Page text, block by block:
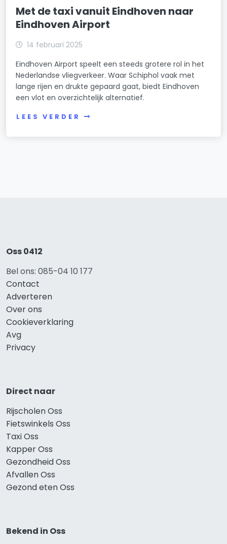
Met de taxi vanuit Eindhoven naar
Eindhoven Airport
14 februari 2025
Eindhoven Airport speelt een steeds grotere rol in het
Nederlandse vliegverkeer. Waar Schiphol vaak met
lange rijen en drukte gepaard gaat, biedt Eindhoven
een vlot en overzichtelijk alternatief.
LEES VERDER
Oss 0412
Bel ons: 085-04 10 177
Contact
Adverteren
Over ons
Cookieverklaring
Avg
Privacy
Direct naar
Rijscholen Oss
Fietswinkels Oss
Taxi Oss
Kapper Oss
Gezondheid Oss
Afvallen Oss
Gezond eten Oss
Bekend in Oss